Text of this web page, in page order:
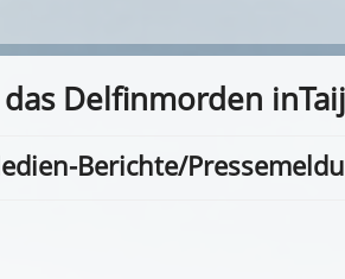
Delfinmorden
Berichte/